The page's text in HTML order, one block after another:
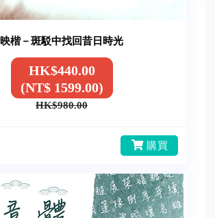
映楷－斑駁中找回昔日時光
HK$440.00
(NT$ 1599.00)
HK$980.00
購買